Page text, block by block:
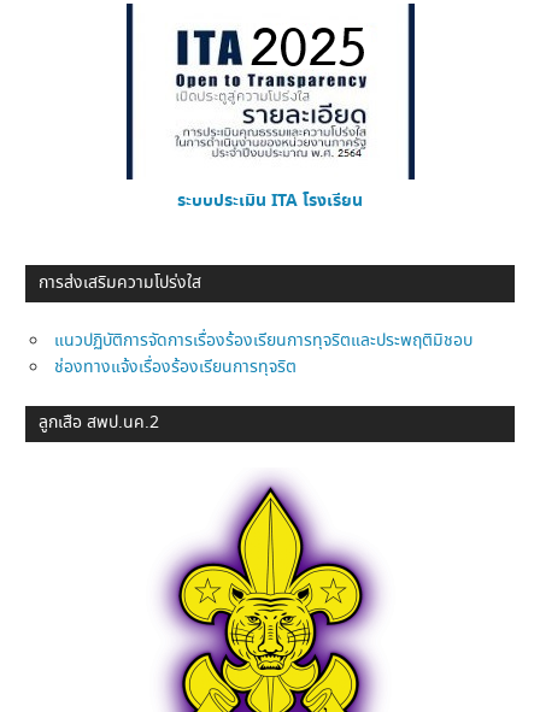
ระบบประเมิน ITA โรงเรียน
การส่งเสริมความโปร่งใส
แนวปฏิบัติการจัดการเรื่องร้องเรียนการทุจริตและประพฤติมิชอบ
ช่องทางแจ้งเรื่องร้องเรียนการทุจริต
ลูกเสือ สพป.นค.2